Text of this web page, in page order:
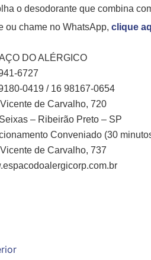
o desodorante que combina
ou chame no WhatsApp, clique
DO ALÉRGICO
6727
0419 / 16 98167-0654
de Carvalho, 720
– Ribeirão Preto – SP
Conveniado (30
de Carvalho, 737